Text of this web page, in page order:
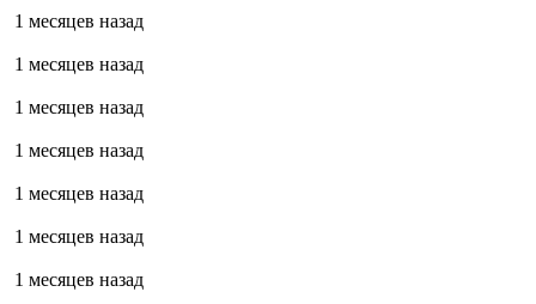
1 месяцев назад
1 месяцев назад
1 месяцев назад
1 месяцев назад
1 месяцев назад
1 месяцев назад
1 месяцев назад